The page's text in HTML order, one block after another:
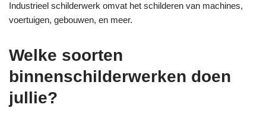
Industrieel schilderwerk omvat het schilderen van machines,
voertuigen, gebouwen, en meer.
Welke soorten
binnenschilderwerken doen
jullie?